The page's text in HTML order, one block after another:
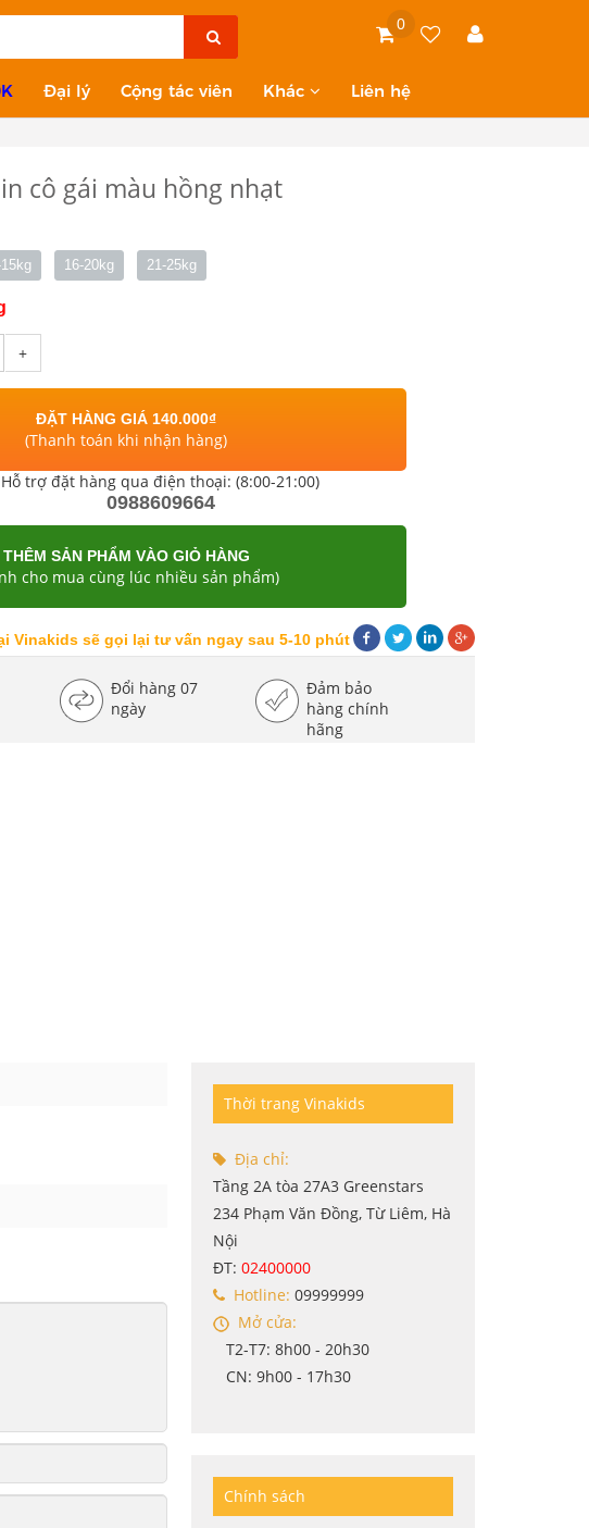
0
Đại lý Cộng tác viên Khác Liên hệ
cô gái màu hồng nhạt
16-20kg 21-25kg
+
ĐẶT HÀNG GIÁ 140.000₫
(Thanh toán khi nhận hàng)
Hỗ trợ đặt hàng qua điện thoại: (8:00-21:00)
0988609664
THÊM SẢN PHẨM VÀO GIỎ HÀNG
cho mua cùng lúc nhiều sản phẩm)
Vinakids sẽ gọi lại tư vấn ngay sau 5-10 phút
Đổi hàng 07
ngày
Đảm bảo
hàng chính
hãng
Thời trang Vinakids
Địa chỉ:
Tầng 2A tòa 27A3 Greenstars
234 Phạm Văn Đồng, Từ Liêm, Hà
Nội
ĐT:02400000
Hotline: 09999999
Mở cửa:
T2-T7: 8h00 - 20h30
CN: 9h00 - 17h30
Chính sách